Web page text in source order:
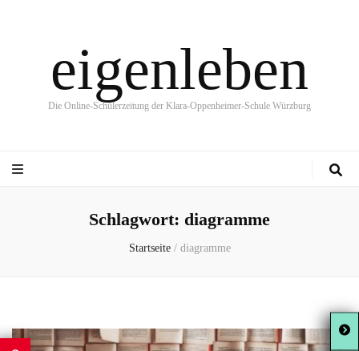
eigenleben
Die Online-Schülerzeitung der Klara-Oppenheimer-Schule Würzburg
Schlagwort: diagramme
Startseite / diagramme